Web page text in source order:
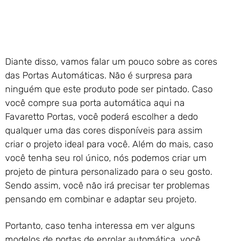
Diante disso, vamos falar um pouco sobre as cores
das Portas Automáticas. Não é surpresa para
ninguém que este produto pode ser pintado. Caso
você compre sua porta automática aqui na
Favaretto Portas, você poderá escolher a dedo
qualquer uma das cores disponíveis para assim
criar o projeto ideal para você. Além do mais, caso
você tenha seu rol único, nós podemos criar um
projeto de pintura personalizado para o seu gosto.
Sendo assim, você não irá precisar ter problemas
pensando em combinar e adaptar seu projeto.
Portanto, caso tenha interessa em ver alguns